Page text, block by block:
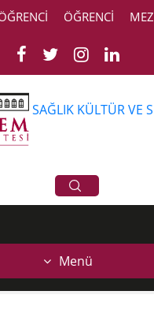
ÖĞRENCİ
SAĞLIK KÜLTÜR VE
Menü